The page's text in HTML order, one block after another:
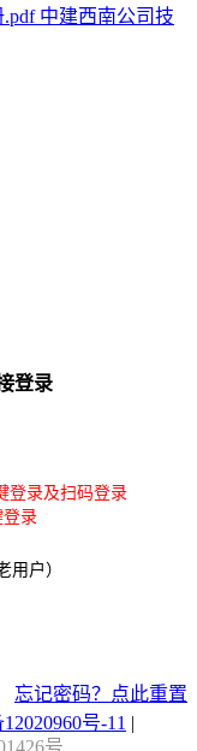
中建西南公司技
登录
登录及扫码登录
登录
用户）
忘记密码？点此重置
号-11 |